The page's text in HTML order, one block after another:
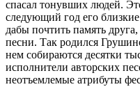
спасал тонувших людей.
следующий год его
дабы почтить память
песни. Так родился
нем собираются десятки
исполнители авторских
неотъемлемые атрибуты